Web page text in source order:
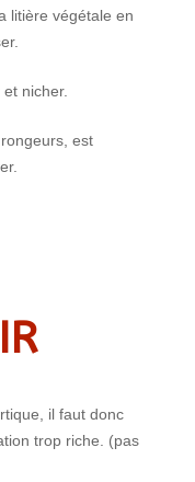
litière végétale en
nicher.
est
il faut donc
trop riche. (pas